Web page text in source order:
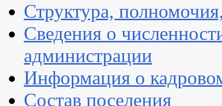
Структура,
Сведения о
администрации
Информация о
Состав поселения